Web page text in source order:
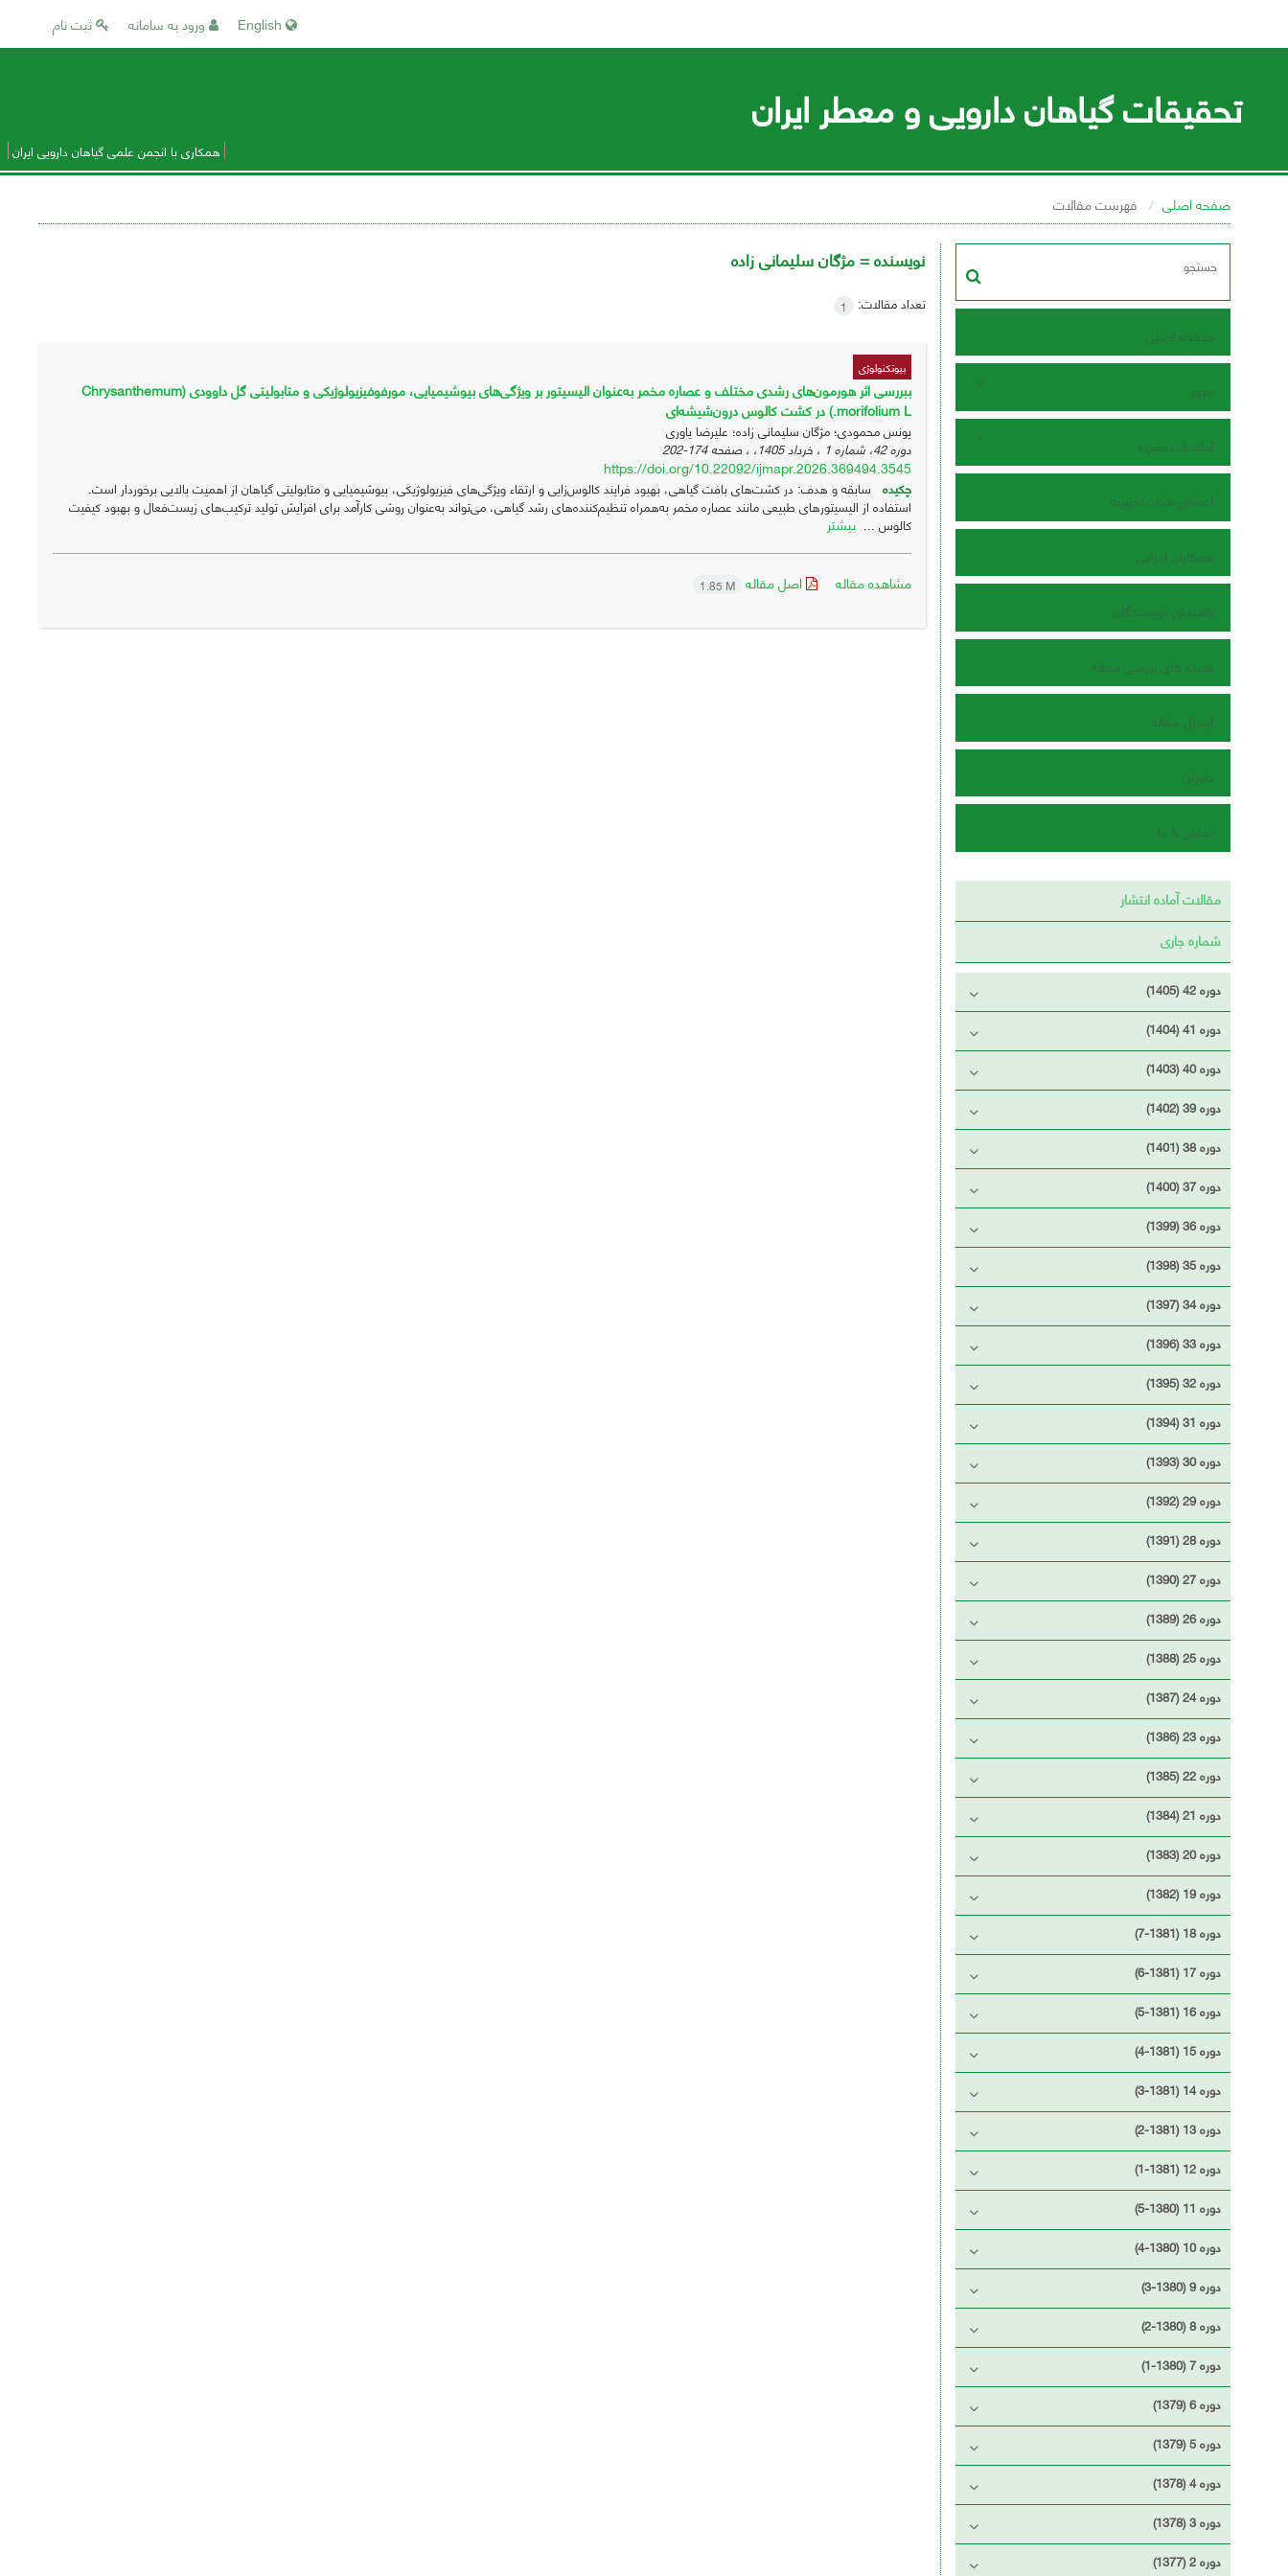
ثبت نام ورود به سامانه
تحقیقات گیاهان دارویی و معطر ایران
همکاری با انجمن علمی گیاهان دارویی ایران
صفحه اصلی فهرست مقالات
صفحه اصلی
مرور
اطلاعات نشریه
اعضای هیات تحریریه
همکاران اجرایی
راهنمای نویسندگان
هزینه های بررسی مقاله
ارسال مقاله
داوران
تماس با ما
مقالات آماده انتشار
شماره جاری
دوره 42 (1405)
دوره 41 (1404)
دوره 40 (1403)
دوره 39 (1402)
دوره 38 (1401)
دوره 37 (1400)
دوره 36 (1399)
دوره 35 (1398)
دوره 34 (1397)
دوره 33 (1396)
دوره 32 (1395)
دوره 31 (1394)
دوره 30 (1393)
دوره 29 (1392)
دوره 28 (1391)
دوره 27 (1390)
دوره 26 (1389)
دوره 25 (1388)
دوره 24 (1387)
دوره 23 (1386)
دوره 22 (1385)
دوره 21 (1384)
دوره 20 (1383)
دوره 19 (1382)
دوره 18 (1381-7)
دوره 17 (1381-6)
دوره 16 (1381-5)
دوره 15 (1381-4)
دوره 14 (1381-3)
دوره 13 (1381-2)
دوره 12 (1381-1)
دوره 11 (1380-5)
دوره 10 (1380-4)
دوره 9 (1380-3)
دوره 8 (1380-2)
دوره 7 (1380-1)
دوره 6 (1379)
دوره 5 (1379)
دوره 4 (1378)
دوره 3 (1378)
دوره 2 (1377)
نویسنده =مژگان سلیمانی زاده
تعداد مقالات: 1
بیوتکنولوژی
ببررسی اثر هورمون‌های رشدی مختلف و عصاره مخمر به‌عنوان الیسیتور بر ویژگی‌های بیوشیمیایی، مورفوفیزیولوژیکی و متابولیتی گل داوودی (Chrysanthemum
morifolium L.) در کشت کالوس درون‌شیشه‌ای
یونس محمودی؛ مژگان سلیمانی زاده؛ علیرضا یاوری
دوره 42، شماره 1 ، خرداد 1405، ، صفحه
174-202
https://doi.org/10.22092/ijmapr.2026.369494.3545
چکیده سابقه و هدف: در کشت‌های بافت گیاهی، بهبود فرایند کالوس‌زایی و ارتقاء ویژگی‌های فیزیولوژیکی، بیوشیمیایی و متابولیتی گیاهان از اهمیت بالایی برخوردار است.
استفاده از الیسیتورهای طبیعی مانند عصاره مخمر به‌همراه تنظیم‌کننده‌های رشد گیاهی، می‌تواند به‌عنوان روشی کارآمد برای افزایش تولید ترکیب‌های زیست‌فعال و بهبود کیفیت
کالوس ...بیشتر
مشاهده مقاله اصل مقاله 1.85 M